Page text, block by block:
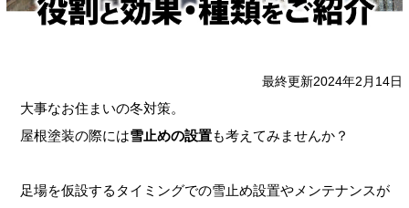
最終更新2024年2月14日
大事なお住まいの冬対策。
屋根塗装の際には雪止めの設置も考えてみませんか？
足場を仮設するタイミングでの雪止め設置やメンテナンスが